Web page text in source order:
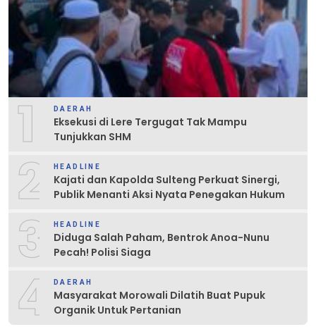
1 DAERAH
Eksekusi di Lere Tergugat Tak Mampu
Tunjukkan SHM
2 HEADLINE
Kajati dan Kapolda Sulteng Perkuat Sinergi,
Publik Menanti Aksi Nyata Penegakan Hukum
3 HEADLINE
Diduga Salah Paham, Bentrok Anoa-Nunu
Pecah! Polisi Siaga
4 DAERAH
Masyarakat Morowali Dilatih Buat Pupuk
Organik Untuk Pertanian